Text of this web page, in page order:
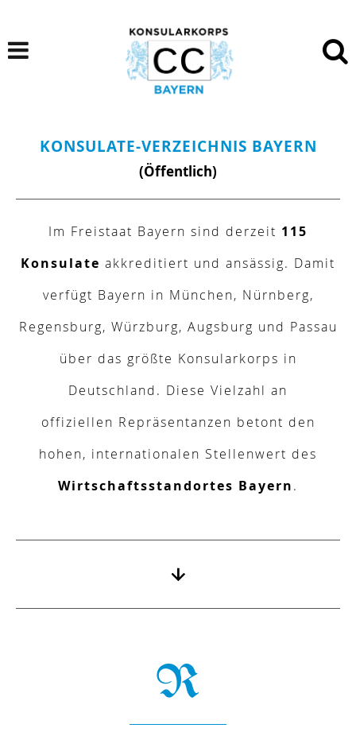
KONSULATE-VERZEICHNIS BAYERN
(Öffentlich)
Im Freistaat Bayern sind derzeit 115
Konsulate akkreditiert und ansässig. Damit
verfügt Bayern in München, Nürnberg,
Regensburg, Würzburg, Augsburg und Passau
über das größte Konsularkorps in
Deutschland. Diese Vielzahl an
offiziellen Repräsentanzen betont den
hohen, internationalen Stellenwert des
Wirtschaftsstandortes Bayern.
R